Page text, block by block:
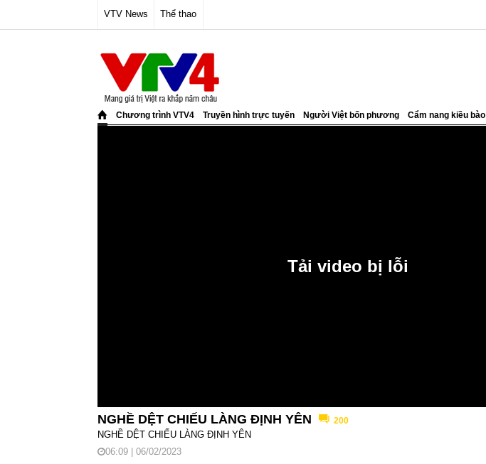
VTV News Thể thao
Chương trình VTV4 Truyền hình trực tuyến Người Việt bốn phương Cẩm nang kiều bào
NGHỀ DỆT CHIẾU LÀNG ĐỊNH YÊN 200
NGHỀ DỆT CHIẾU LÀNG ĐỊNH YÊN
06:09 | 06/02/2023